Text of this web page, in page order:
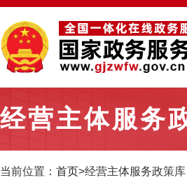
经营主体服务
当前位置： 首页>经营主体服务政策库